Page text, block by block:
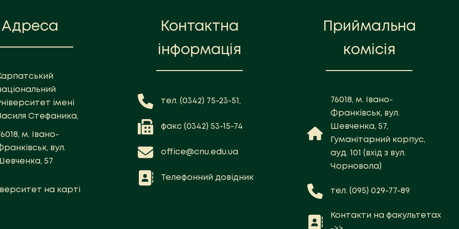
Адреса
імені
Стефаника,
м. Івано-
вул.
57
на карті
Контактна
інформація
тел. (0342) 75-23-51,
факс (0342) 53-15-74
office@cnu.edu.ua
Телефонний довідник
Приймальна
комісія
76018, м. Івано-
Франківськ, вул.
Шевченка, 57,
Гуманітарний корпус,
ауд. 101 (вхід з вул.
Чорновола)
тел. (095) 029-77-89
Контакти на факультетах